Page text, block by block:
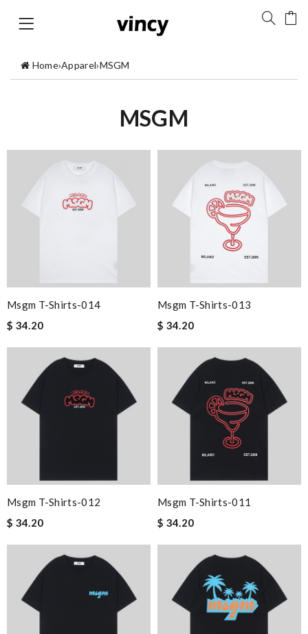
Home›Apparel›MSGM
MSGM
Msgm T-Shirts-014
$ 34.20
Msgm T-Shirts-013
$ 34.20
Msgm T-Shirts-012
$ 34.20
Msgm T-Shirts-011
$ 34.20